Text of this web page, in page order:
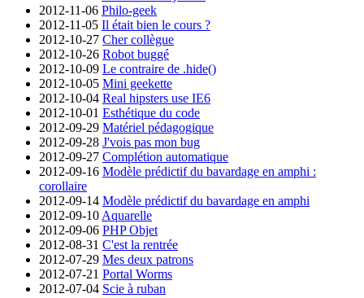
2012-11-06 Philo-geek
2012-11-05 Il était bien le cours ?
2012-10-27 Cher collègue
2012-10-26 Robot buggé
2012-10-09 Le contraire de .hide()
2012-10-05 Mini geekette
2012-10-04 Real hipsters use IE6
2012-10-01 Esthétique du code
2012-09-29 Matériel pédagogique
2012-09-28 J'vois pas mon bug
2012-09-27 Complétion automatique
2012-09-16 Modèle prédictif du bavardage en amphi :
corollaire
2012-09-14 Modèle prédictif du bavardage en amphi
2012-09-10 Aquarelle
2012-09-06 PHP Objet
2012-08-31 C'est la rentrée
2012-07-29 Mes deux patrons
2012-07-21 Portal Worms
2012-07-04 Scie à ruban